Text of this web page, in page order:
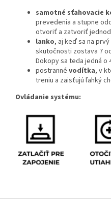
samotné sťahovacie
prevedenia a stupne
otvoriť a zatvoriť
lanko, aj keď sa na
skutočnosti zostava 7
Dokopy sa teda jedná o
postranné vodítka, v
treniu a zaisťujú ľahký
Ovládanie systému: